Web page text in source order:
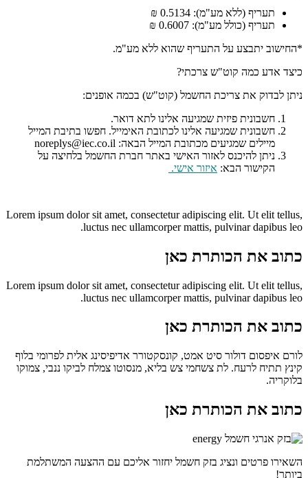
תעריף (ללא מע"מ): 0.5134 ₪
תעריף (כולל מע"מ): 0.6007 ₪
*החישוב יתבצע על התעריף שהוא ללא מע"מ.
כיצד אדע כמה קוט"ש צרכתי?
ניתן לבדוק את צריכת החשמל (קוט"ש) בכמה אופנים:
חשבונית פיזית שמגיעה אלינו לתא דואר.
חשבונית שמגיעה אלינו לכתובת האימייל. חפשו בתיבת המייל
מיילים שמגיעים מכתובת המייל הבאה: noreplys@iec.co.il
ניתן להיכנס לאזור האישי באתר חברת החשמל בלחיצה על
הקישור הבא: איזור אישי.
Lorem ipsum dolor sit amet, consectetur adipiscing elit. Ut elit tellus,
luctus nec ullamcorper mattis, pulvinar dapibus leo.
כתוב את הכותרת כאן
Lorem ipsum dolor sit amet, consectetur adipiscing elit. Ut elit tellus,
luctus nec ullamcorper mattis, pulvinar dapibus leo.
כתוב את הכותרת כאן
לורם איפסום דולור סיט אמט, קונסקטורר אדיפיסינג אלית לפרומי בלוף
קינץ תתיח לרעח. לת צשחמי צש בליא, מנסוטו צמלח לביקו ננבי, צמוקו
בלוקריה.
כתוב את הכותרת כאן
השאירו פרטים ונציג בזק חשמל יחזור אליכם עם ההצעה המשתלמת
ביותר!